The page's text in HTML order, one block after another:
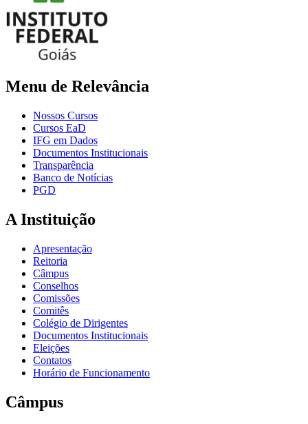
Menu de Relevância
Nossos Cursos
Cursos EaD
IFG em Dados
Documentos Institucionais
Transparência
Banco de Notícias
PGD
A Instituição
Apresentação
Reitoria
Câmpus
Conselhos
Comissões
Comitês
Colégio de Dirigentes
Documentos Institucionais
Eleições
Contatos
Horário de Funcionamento
Câmpus